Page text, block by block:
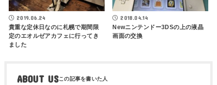
2019.06.24
貴重な定休日なのに札幌で期間限
定のエオルゼアカフェに行ってき
ました
2018.04.14
Newニンテンドー3DSの上の液晶
画面の交換
ABOUT US